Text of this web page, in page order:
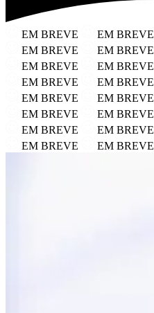
EM BREVE EM BREVE
EM BREVE
EM BREVE
EM BREVE
EM BREVE
EM BREVE
EM BREVE
EM BREVE
EM BREVE
EM BREVE
EM BREVE
EM BREVE
EM BREVE
EM BREVE
EM BREVE